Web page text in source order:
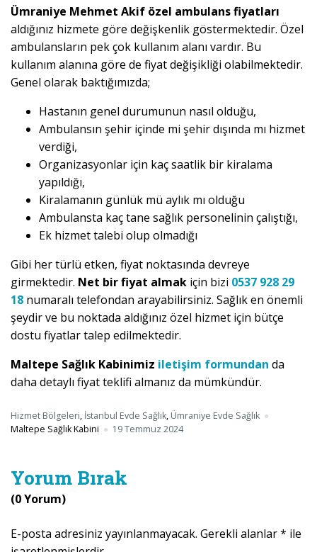
Ümraniye Mehmet Akif özel ambulans fiyatları
aldığınız hizmete göre değişkenlik göstermektedir. Özel
ambulansların pek çok kullanım alanı vardır. Bu
kullanım alanına göre de fiyat değişikliği olabilmektedir.
Genel olarak baktığımızda;
Hastanın genel durumunun nasıl olduğu,
Ambulansın şehir içinde mi şehir dışında mı hizmet
verdiği,
Organizasyonlar için kaç saatlik bir kiralama
yapıldığı,
Kiralamanın günlük mü aylık mı olduğu
Ambulansta kaç tane sağlık personelinin çalıştığı,
Ek hizmet talebi olup olmadığı
Gibi her türlü etken, fiyat noktasında devreye
girmektedir. Net bir fiyat almak için bizi 0537 928 29
18 numaralı telefondan arayabilirsiniz. Sağlık en önemli
şeydir ve bu noktada aldığınız özel hizmet için bütçe
dostu fiyatlar talep edilmektedir.
Maltepe Sağlık Kabinimiz iletişim formundan da
daha detaylı fiyat teklifi almanız da mümkündür.
Hizmet Bölgeleri, İstanbul Evde Sağlık, Ümraniye Evde Sağlık
Maltepe Sağlık Kabini
19 Temmuz 2024
Yorum Bırak
(0 Yorum)
E-posta adresiniz yayınlanmayacak. Gerekli alanlar* ile